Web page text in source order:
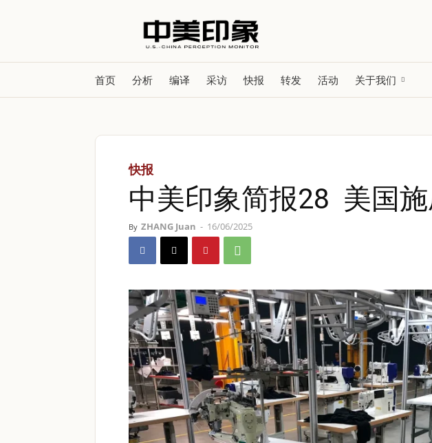
首页 分析 编译 采访 快报 转发 活动 关于我们
快报
中美印象简报28 美国施
By ZHANG Juan - 16/06/2025